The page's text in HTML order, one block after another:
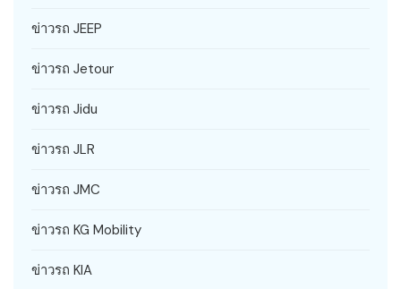
ข่าวรถ JEEP
ข่าวรถ Jetour
ข่าวรถ Jidu
ข่าวรถ JLR
ข่าวรถ JMC
ข่าวรถ KG Mobility
ข่าวรถ KIA